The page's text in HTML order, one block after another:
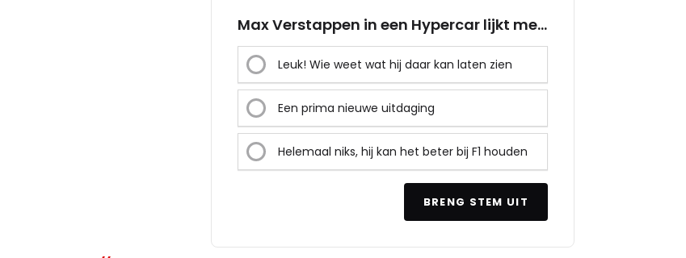
Max Verstappen in een Hypercar lijkt me...
Leuk! Wie weet wat hij daar kan laten zien
Een prima nieuwe uitdaging
Helemaal niks, hij kan het beter bij F1 houden
BRENG STEM UIT